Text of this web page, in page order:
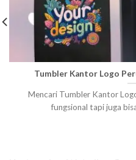
Tumbler Kantor Logo
Mencari Tumbler Kantor
fungsional tapi juga